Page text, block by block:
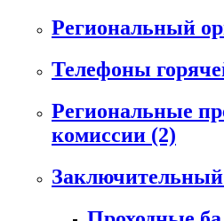
Региональный
Телефоны
Региональные
комиссии (2)